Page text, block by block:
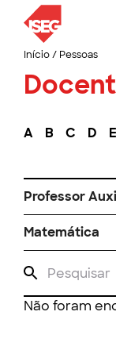
Início/ Pessoas
A B C D E
Professor
Matemática
Não foram